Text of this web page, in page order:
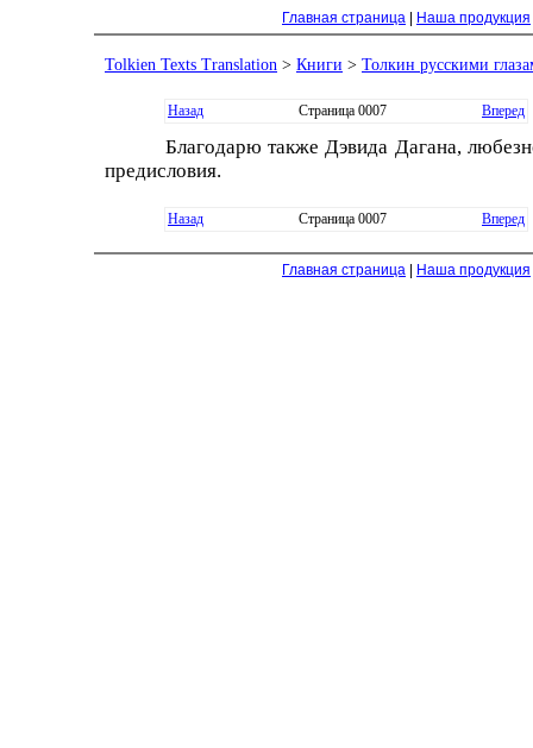
Главная страница Наша продукция
Tolkien Texts Translation > Книги > Толкин русскими
Назад Страница 0007 Вперед
Благодарю также Дэвида Дагана,
предисловия.
Назад Страница 0007 Вперед
Главная страница Наша продукция